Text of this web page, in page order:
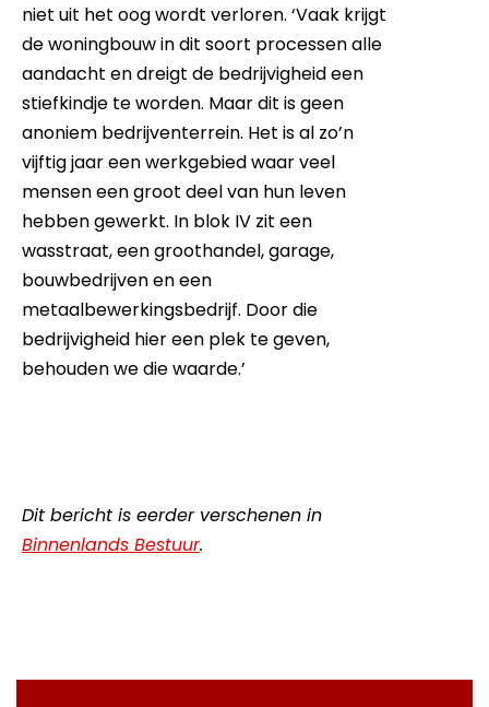
niet uit het oog wordt verloren. ‘Vaak krijgt
de woningbouw in dit soort processen alle
aandacht en dreigt de bedrijvigheid een
stiefkindje te worden. Maar dit is geen
anoniem bedrijventerrein. Het is al zo’n
vijftig jaar een werkgebied waar veel
mensen een groot deel van hun leven
hebben gewerkt. In blok IV zit een
wasstraat, een groothandel, garage,
bouwbedrijven en een
metaalbewerkingsbedrijf. Door die
bedrijvigheid hier een plek te geven,
behouden we die waarde.’
Dit bericht is eerder verschenen in
Binnenlands Bestuur.